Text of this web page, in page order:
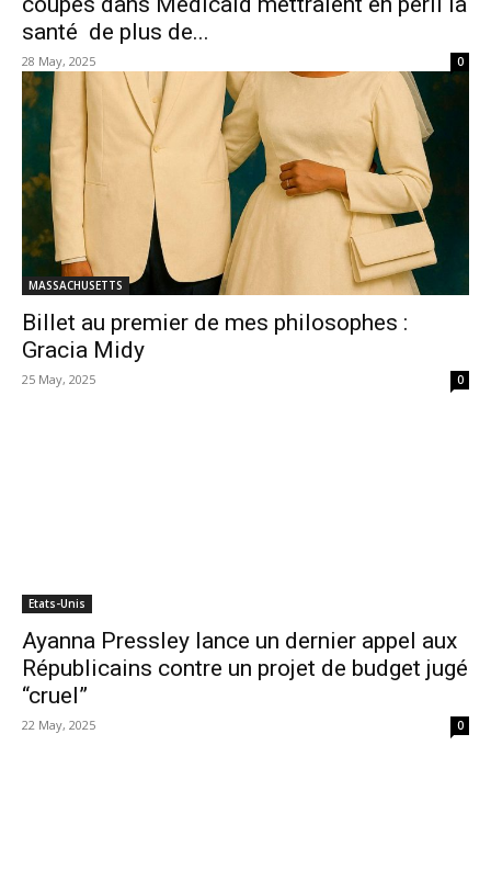
santé de plus de...
28 May, 2025 0
MASSACHUSETTS
Billet au premier de mes philosophes :
Gracia Midy
25 May, 2025 0
Etats-Unis
Ayanna Pressley lance un dernier appel aux
Républicains contre un projet de budget jugé
“cruel”
22 May, 2025 0